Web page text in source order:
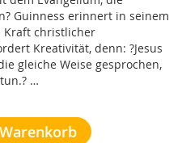
Guinness erinnert in seinem
Kraft christlicher
Kreativität, denn: ?Jesus
gleiche Weise gesprochen,
…